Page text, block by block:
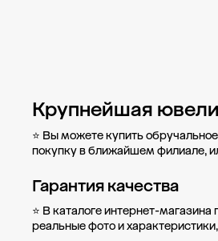
Крупнейшая
⭐ Вы можете купить
покупку вближайшем филиале,
Гарантия качества
⭐ В каталоге интернет-
реальные фото и